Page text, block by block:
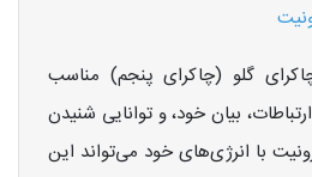
گلو (چاکرای پنجم) مناسب
بیان خود، و توانایی شنیدن
با انرژی‌های خود می‌تواند این